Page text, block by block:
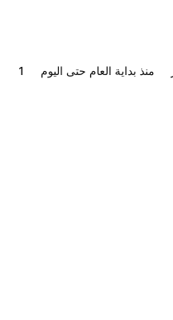
منذ بداية العام حتى اليوم ‎1‎ سنة